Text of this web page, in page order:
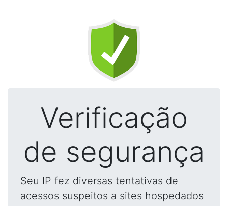
Verificação
de segurança
Seu IP fez diversas tentativas de
acessos suspeitos a sites hospedados